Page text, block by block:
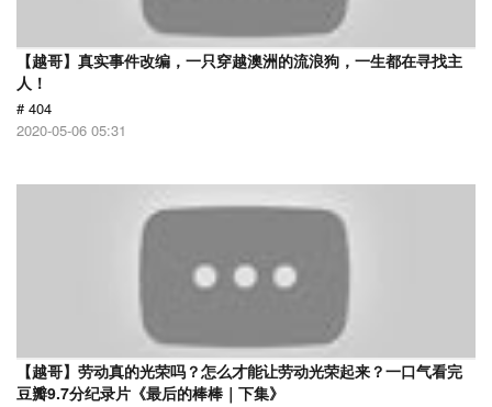
【越哥】真实事件改编，一只穿越澳洲的流浪狗，一生都在寻找主
人！
# 404
2020-05-06 05:31
【越哥】劳动真的光荣吗？怎么才能让劳动光荣起来？一口气看完
豆瓣9.7分纪录片《最后的棒棒｜下集》